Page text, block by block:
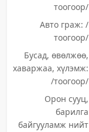
тоогоор/
Авто граж: /
тоогоор/
Бусад, өвөлжөө,
хаваржаа, хүлэмж:
/тоогоор/
Орон сууц,
барилга
байгууламж нийт